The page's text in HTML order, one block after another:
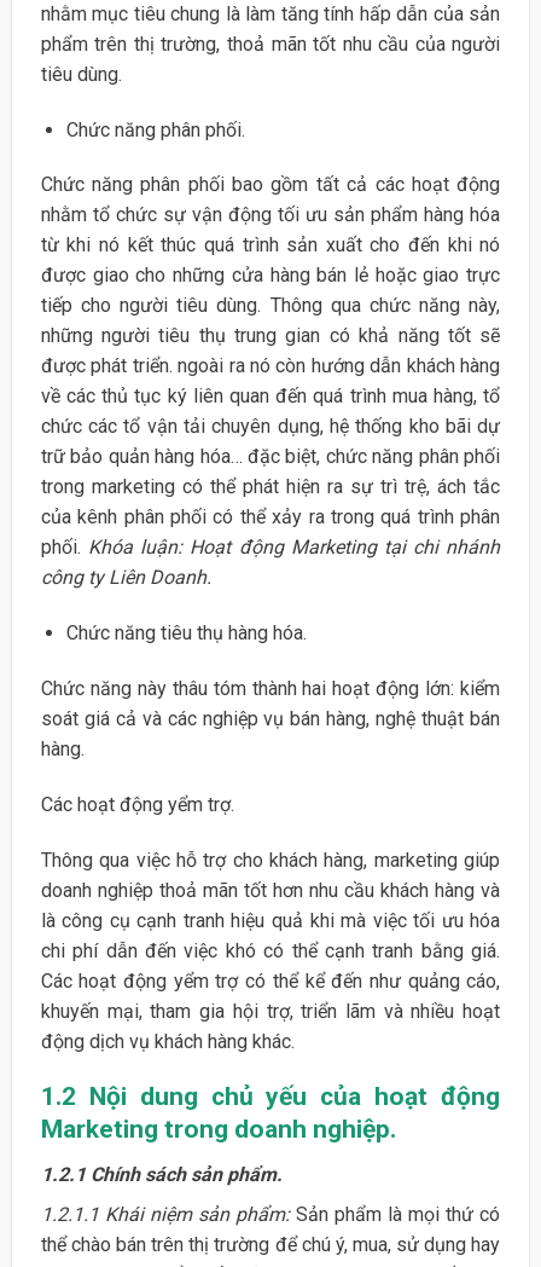
nhằm mục tiêu chung là làm tăng tính hấp dẫn của sản
phẩm trên thị trường, thoả mãn tốt nhu cầu của người
tiêu dùng.
Chức năng phân phối.
Chức năng phân phối bao gồm tất cả các hoạt động
nhằm tổ chức sự vận động tối ưu sản phẩm hàng hóa
từ khi nó kết thúc quá trình sản xuất cho đến khi nó
được giao cho những cửa hàng bán lẻ hoặc giao trực
tiếp cho người tiêu dùng. Thông qua chức năng này,
những người tiêu thụ trung gian có khả năng tốt sẽ
được phát triển. ngoài ra nó còn hướng dẫn khách hàng
về các thủ tục ký liên quan đến quá trình mua hàng, tổ
chức các tổ vận tải chuyên dụng, hệ thống kho bãi dự
trữ bảo quản hàng hóa… đặc biệt, chức năng phân phối
trong marketing có thể phát hiện ra sự trì trệ, ách tắc
của kênh phân phối có thể xảy ra trong quá trình phân
phối. Khóa luận: Hoạt động Marketing tại chi nhánh
công ty Liên Doanh.
Chức năng tiêu thụ hàng hóa.
Chức năng này thâu tóm thành hai hoạt động lớn: kiểm
soát giá cả và các nghiệp vụ bán hàng, nghệ thuật bán
hàng.
Các hoạt động yểm trợ.
Thông qua việc hỗ trợ cho khách hàng, marketing giúp
doanh nghiệp thoả mãn tốt hơn nhu cầu khách hàng và
là công cụ cạnh tranh hiệu quả khi mà việc tối ưu hóa
chi phí dẫn đến việc khó có thể cạnh tranh bằng giá.
Các hoạt động yểm trợ có thể kể đến như quảng cáo,
khuyến mại, tham gia hội trợ, triển lãm và nhiều hoạt
động dịch vụ khách hàng khác.
1.2 Nội dung chủ yếu của hoạt động
Marketing trong doanh nghiệp.
1.2.1 Chính sách sản phẩm.
1.2.1.1 Khái niệm sản phẩm:Sản phẩm là mọi thứ có
thể chào bán trên thị trường để chú ý, mua, sử dụng hay